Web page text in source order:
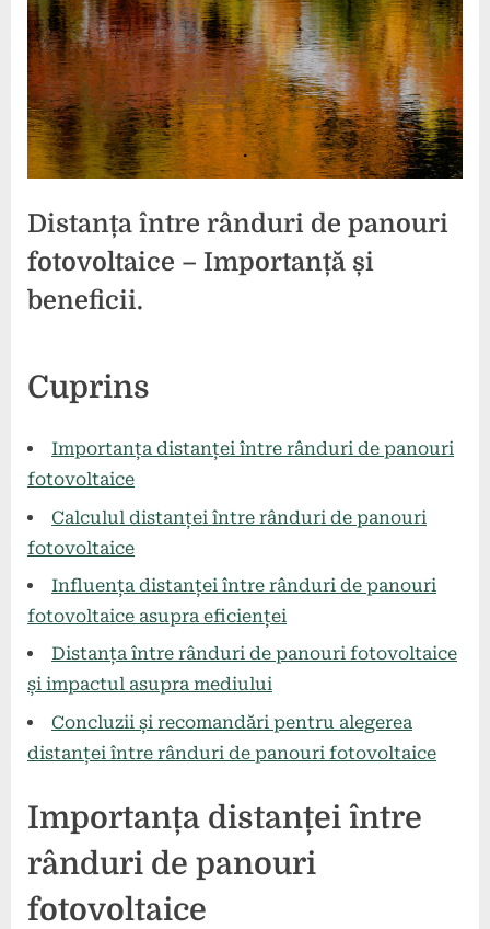
Distanța între rânduri de panouri
fotovoltaice – Importanță și
beneficii.
on
mai
comentariula
între
de
panouri
fotovoltaice
Importanță
și
beneficii.
Cuprins
Importanța distanței între rânduri de panouri
fotovoltaice
Calculul distanței între rânduri de panouri
fotovoltaice
Influența distanței între rânduri de panouri
fotovoltaice asupra eficienței
Distanța între rânduri de panouri fotovoltaice
și impactul asupra mediului
Concluzii și recomandări pentru alegerea
distanței între rânduri de panouri fotovoltaice
Importanța distanței între
rânduri de panouri
fotovoltaice